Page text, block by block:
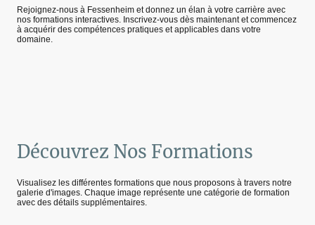
Rejoignez-nous à Fessenheim et donnez un élan à votre carrière avec
nos formations interactives. Inscrivez-vous dès maintenant et commencez
à acquérir des compétences pratiques et applicables dans votre
domaine.
Découvrez Nos Formations
Visualisez les différentes formations que nous proposons à travers notre
galerie d'images. Chaque image représente une catégorie de formation
avec des détails supplémentaires.